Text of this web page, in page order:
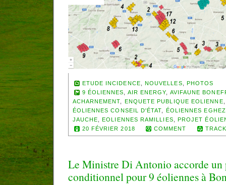
ETUDE INCIDENCE NOUVELLES
PHOTOS
9 ÉOLIENNES
AIR ENERGY
AVIFAUNE
ACHARNEMENT
ENQUETE PUBLIQUE EOLIENNE
ÉOLIENNES CONSEIL D'ÉTAT
ÉOLIENNES
JAUCHE ,EOLIENNES RAMILLIES
PROJET
20 FÉVRIER 2018
COMMENT
Le Ministre Di Antonio accorde un
conditionnel pour 9 éoliennes à